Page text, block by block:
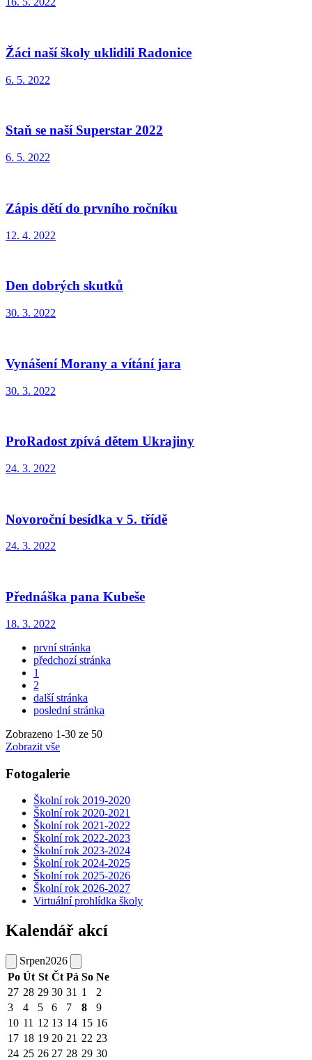
Žáci naší školy uklidili Radonice
6. 5. 2022
Staň se naší Superstar 2022
6. 5. 2022
Zápis dětí do prvního ročníku
12. 4. 2022
Den dobrých skutků
30. 3. 2022
Vynášení Morany a vítání jara
30. 3. 2022
ProRadost zpívá dětem Ukrajiny
24. 3. 2022
Novoroční besídka v 5. třídě
24. 3. 2022
Přednáška pana Kubeše
18. 3. 2022
první stránka
předchozí stránka
1
2
další stránka
poslední stránka
Zobrazeno 1-30 ze 50
Zobrazit vše
Fotogalerie
Školní rok 2019-2020
Školní rok 2020-2021
Školní rok 2021-2022
Školní rok 2022-2023
Školní rok 2023-2024
Školní rok 2024-2025
Školní rok 2025-2026
Školní rok 2026-2027
Virtuální prohlídka školy
Kalendář akcí
Srpen2026
Po Út St Čt Pá So Ne
27 28 29 30 31 1
2
3
4 5 6 7 8
9
10 11 12 13 14 15 16
17 18 19 20 21 22 23
24 25 26 27 28 29 30